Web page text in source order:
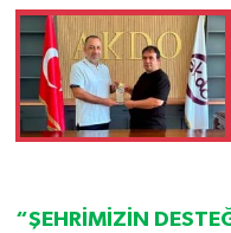
“ŞEHRİMİZİN